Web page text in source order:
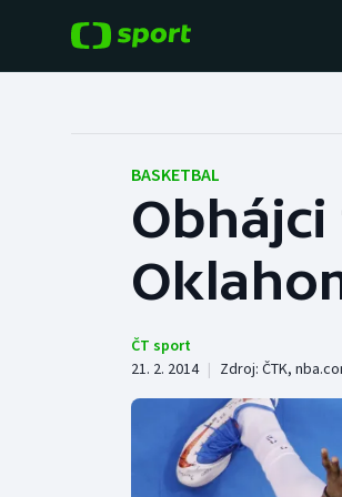
Hokej
Tenis
Cyklistika
BASKETBAL
ČT sport
21. 2. 2014 | Zdroj: ČTK,